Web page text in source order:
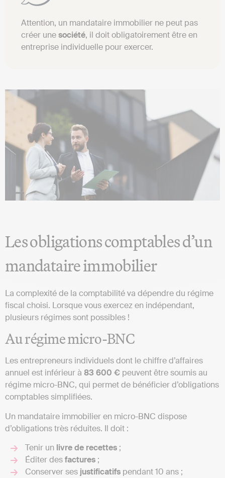
Attention, un mandataire immobilier ne peut pas
créer unesociété, il doit obligatoirement être en
entreprise individuelle pour exercer.
Les obligations comptables d’un
mandataire immobilier
La complexité de la comptabilité va dépendre du régime
fiscal choisi. Lorsque vous exercez en indépendant,
plusieurs régimes sont possibles !
Au régime micro-BNC
Les entrepreneurs individuels dont le chiffre d’affaires
annuel est inférieur à 83 600 € peuvent être soumis au
régime micro-BNC, qui permet de bénéficier d’obligations
comptables simplifiées.
Un mandataire immobilier en micro-BNC dispose
d’obligations très réduites. Il doit :
Tenir un livre de recettes ;
Éditer desfactures ;
Conserver ses justificatifs pendant 10 ans ;